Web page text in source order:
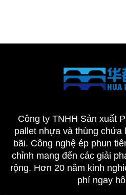
Công ty TNHH Sản xuất
pallet nhựa và thùng chứa
bãi. Công nghệ ép phun
chỉnh mang đến các giải
rộng. Hơn 20 năm kinh
phí ngay